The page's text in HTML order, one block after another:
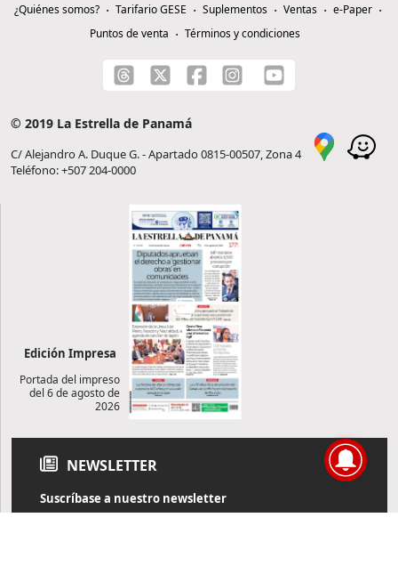
¿Quiénes somos? Tarifario GESE Suplementos Ventas
e-Paper
Puntos de venta
Términos y condiciones
© 2019 La Estrella de Panamá
C/ Alejandro A. Duque G. - Apartado 0815-00507, Zona 4
Teléfono: +507 204-0000
Edición Impresa
Portada del impreso
del 6 de agosto de
2026
NEWSLETTER
Suscríbase a nuestro newsletter
Reciba diariamente información de actualidad directamente en